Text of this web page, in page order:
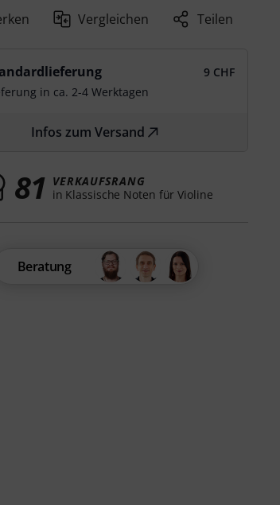
Vergleichen Teilen
9 CHF
in ca. 2-4 Werktagen
Infos zum Versand
81 VERKAUFSRANG
in Klassische Noten für Violine
Beratung